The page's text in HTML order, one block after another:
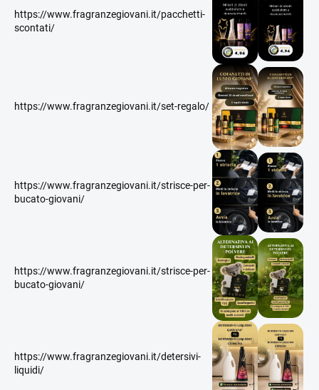
https://www.fragranzegiovani.it/pacchetti-
scontati/
https://www.fragranzegiovani.it/set-regalo/
https://www.fragranzegiovani.it/strisce-per-
bucato-giovani/
https://www.fragranzegiovani.it/strisce-per-
bucato-giovani/
https://www.fragranzegiovani.it/detersivi-
liquidi/